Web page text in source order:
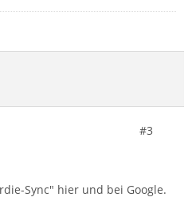
#3
Sync" hier und bei Google.